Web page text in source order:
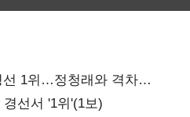
선 1위…정청래와 격차
선서 '1위'(1보)